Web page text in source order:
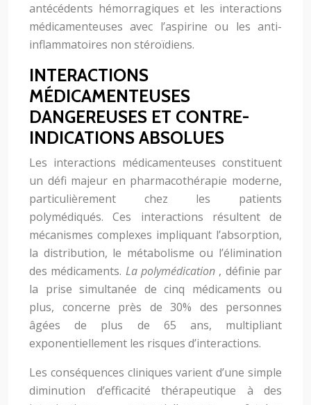
antécédents hémorragiques et les interactions
médicamenteuses avec l’aspirine ou les anti-
inflammatoires non stéroïdiens.
INTERACTIONS
MÉDICAMENTEUSES
DANGEREUSES ET CONTRE-
INDICATIONS ABSOLUES
Les interactions médicamenteuses constituent
un défi majeur en pharmacothérapie moderne,
particulièrement chez les patients
polymédiqués. Ces interactions résultent de
mécanismes complexes impliquant l’absorption,
la distribution, le métabolisme ou l’élimination
des médicaments. La polymédication , définie par
la prise simultanée de cinq médicaments ou
plus, concerne près de 30% des personnes
âgées de plus de 65 ans, multipliant
exponentiellement les risques d’interactions.
Les conséquences cliniques varient d’une simple
diminution d’efficacité thérapeutique à des